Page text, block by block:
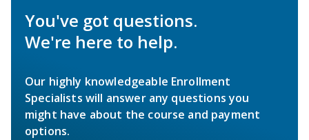
You've got questions.
We're here to help.
Our highly knowledgeable Enrollment
Specialists will answer any questions you
might have about the course and payment
options.